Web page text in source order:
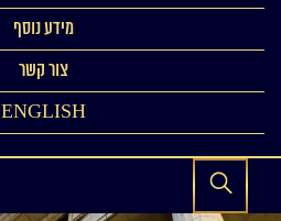
מידע נוסף
צור קשר
ENGLISH